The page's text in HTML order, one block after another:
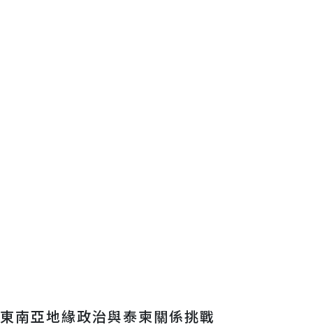
東南亞地緣政治與泰柬關係挑戰